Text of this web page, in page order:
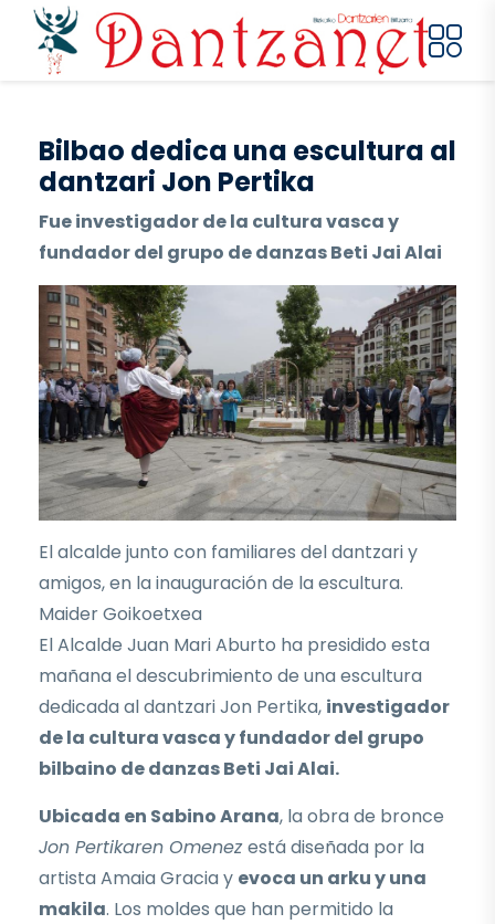
Pasar al contenido principal
Bilbao dedica una escultura al
dantzari Jon Pertika
Fue investigador de la cultura vasca y
fundador del grupo de danzas Beti Jai Alai
El alcalde junto con familiares del dantzari y
amigos, en la inauguración de la escultura.
Maider Goikoetxea
El Alcalde Juan Mari Aburto ha presidido esta
mañana el descubrimiento de una escultura
dedicada al dantzari Jon Pertika, investigador
de la cultura vasca y fundador del grupo
bilbaino de danzas Beti Jai Alai.
Ubicada en Sabino Arana, la obra de bronce
Jon Pertikaren Omenezestá diseñada por la
artista Amaia Gracia y evoca un arku y una
makila. Los moldes que han permitido la